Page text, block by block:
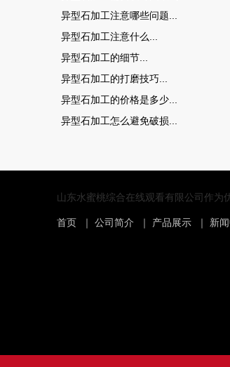
异型石加工注意哪些问题...
异型石加工注意什么...
异型石加工的细节...
异型石加工的打磨技巧...
异型石加工的价格是多少...
异型石加工怎么避免破损...
山东水蜜桃综合在线观看有限公司作为
首页 ｜ 公司简介 ｜ 产品展示 ｜ 新